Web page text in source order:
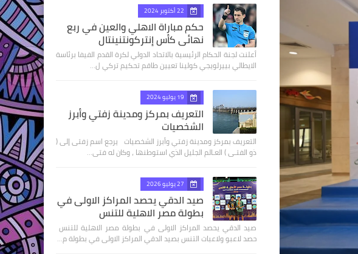
22 أكتوبر 2024
حكم مباراة الاهلي والعين في ربع
نهائى كأس إنتركونتنينتال
أعلنت لجنة الحكام الرئيسية بالاتحاد الدولي لكرة القدم الفيفا برئاسة
الايطالي بييرلويجي كولينا تعيين طاقم تحكيم تركي ل…
19 يوليو 2024
التعريف بمركز ومدينة زفتي وأبرز
الشخصيات
التعريف بمركز ومدينة زفتي وأبرز الشخصيات يرجع اسم زفتى إلى (
ذو الفتـى ) العـالم الجليل الذي استوطنها ، وكان له فتى…
27 يوليو 2026
صيد الدقي يحصد المراكز الاولى في
بطولة مصر الاهلية للتنس
صيد الدقي يحصد المراكز الاولى في بطولة مصر الاهلية للتنس
حصد لاعبو ولاعبات التنس بصيد الدقي المراكز الاولى في بطولة م…